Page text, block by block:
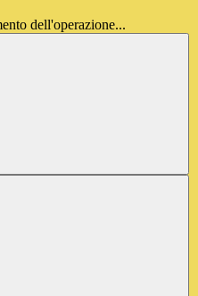
dell'operazione...